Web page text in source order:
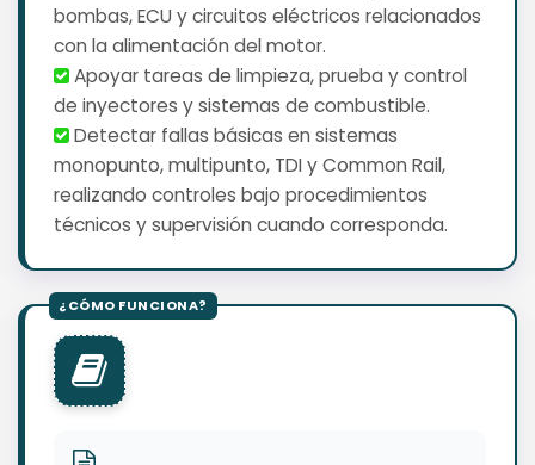
bombas, ECU y circuitos eléctricos relacionados
con la alimentación del motor.
️ Apoyar tareas de limpieza, prueba y control
de inyectores y sistemas de combustible.
️ Detectar fallas básicas en sistemas
monopunto, multipunto, TDI y Common Rail,
realizando controles bajo procedimientos
técnicos y supervisión cuando corresponda.